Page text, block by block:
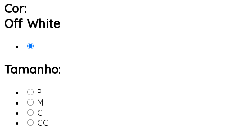
Cor:
Off White
Tamanho:
P
M
G
GG